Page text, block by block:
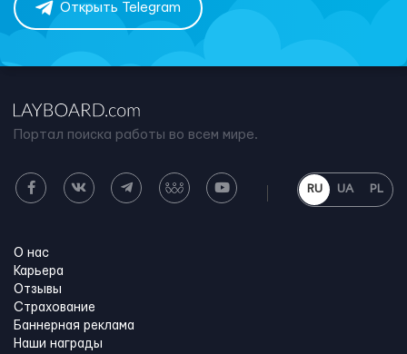
Открыть Telegram
Портал поиска работы во всем мире.
RU UA PL
О нас
Карьера
Отзывы
Страхование
Баннерная реклама
Наши награды